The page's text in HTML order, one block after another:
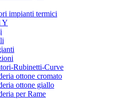
impianti termici
Y
Rubinetti-Curve
ottone cromato
ottone giallo
per Rame